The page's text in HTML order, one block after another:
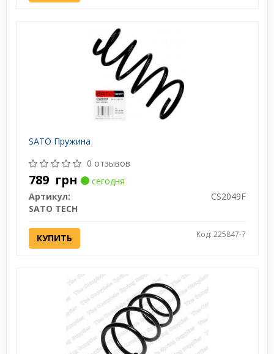
SATO Пружина
0 отзывов
789 грн
сегодня
Артикул:
CS2049F
SATO TECH
КУПИТЬ Код: 225847-7